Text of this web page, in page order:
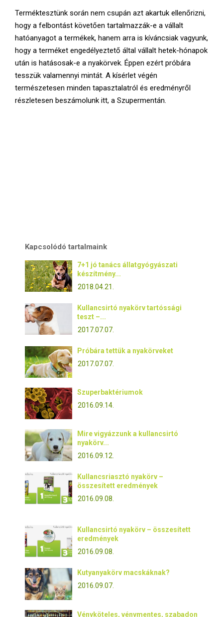
Terméktesztünk során nem csupán azt akartuk ellenőrizni,
hogy a felbontást követően tartalmazzák-e a vállalt
hatóanyagot a termékek, hanem arra is kíváncsiak vagyunk,
hogy a terméket engedélyeztető által vállalt hetek-hónapok
után is hatásosak-e a nyakörvek. Éppen ezért próbára
tesszük valamennyi mintát. A kísérlet végén
természetesen minden tapasztalatról és eredményről
részletesen beszámolunk itt, a Szupermentán.
Kapcsolódó tartalmaink
7+1 jó tanács állatgyógyászati
készítmény...
2018.04.21.
Kullancsirtó nyakörv tartóssági
teszt –...
2017.07.07.
Próbára tettük a nyakörveket
2017.07.07.
Szuperbaktériumok
2016.09.14.
Mire vigyázzunk a kullancsirtó
nyakörv...
2016.09.12.
Kullancsriasztó nyakörv –
összesített eredmények
2016.09.08.
Kullancsirtó nyakörv – összesített
eredmények
2016.09.08.
Kutyanyakörv macskáknak?
2016.09.07.
Vényköteles, vénymentes, szabadon